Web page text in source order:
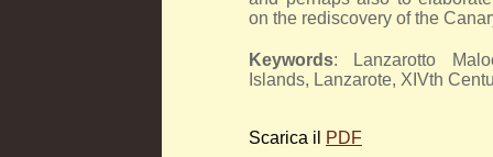
on the rediscovery of the
Keywords: Lanzarotto
Islands, Lanzarote, XIVth
Scarica il PDF